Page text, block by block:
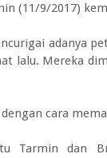
(11/9/2017)
adanya
lalu. Mereka
cara
Tarmin dan